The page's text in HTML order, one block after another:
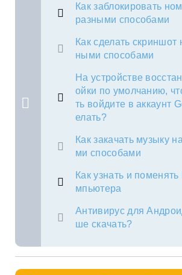
Как заблокировать
разными способами
Как сделать
ными способами
На устройстве
ойки по умолчанию,
ть войдите в аккаунт
елать?
Как закачать музыку
ми способами
Как узнать и
мпьютера
Антивирус для
ше скачать?